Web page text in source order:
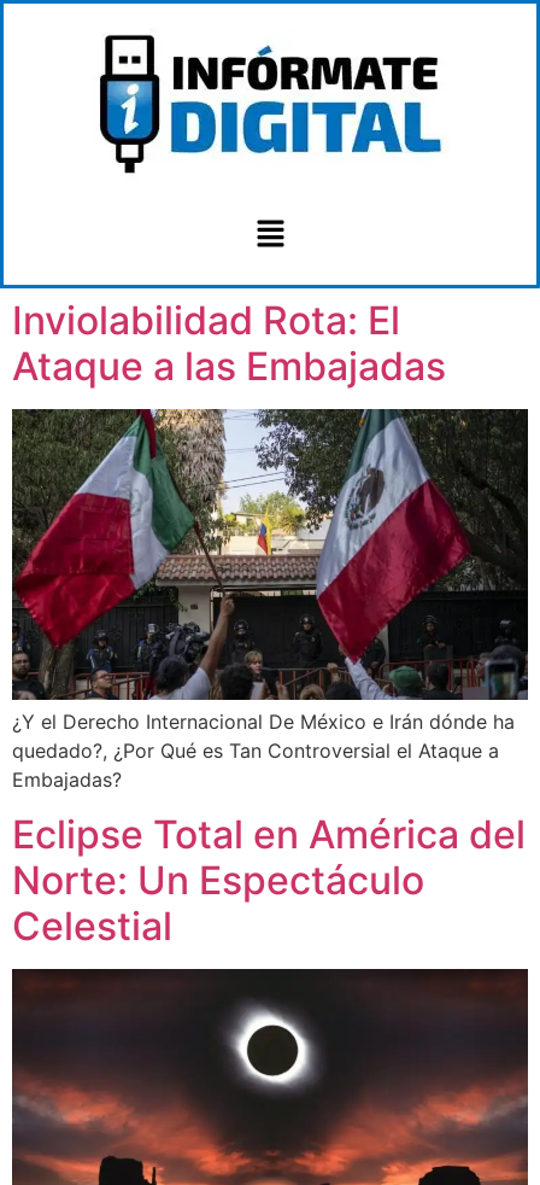
Inviolabilidad Rota: El
Ataque a las Embajadas
¿Y el Derecho Internacional De México e Irán dónde ha
quedado?, ¿Por Qué es Tan Controversial el Ataque a
Embajadas?
Eclipse Total en América del
Norte: Un Espectáculo
Celestial